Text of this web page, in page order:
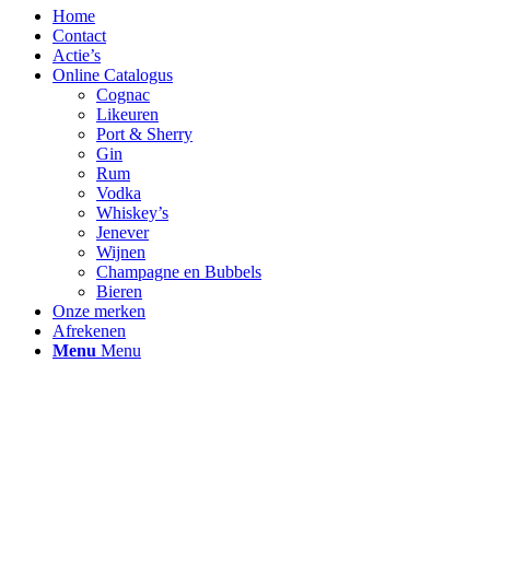
Home
Contact
Actie’s
Online Catalogus
Cognac
Likeuren
Port & Sherry
Gin
Rum
Vodka
Whiskey’s
Jenever
Wijnen
Champagne en Bubbels
Bieren
Onze merken
Afrekenen
Menu Menu